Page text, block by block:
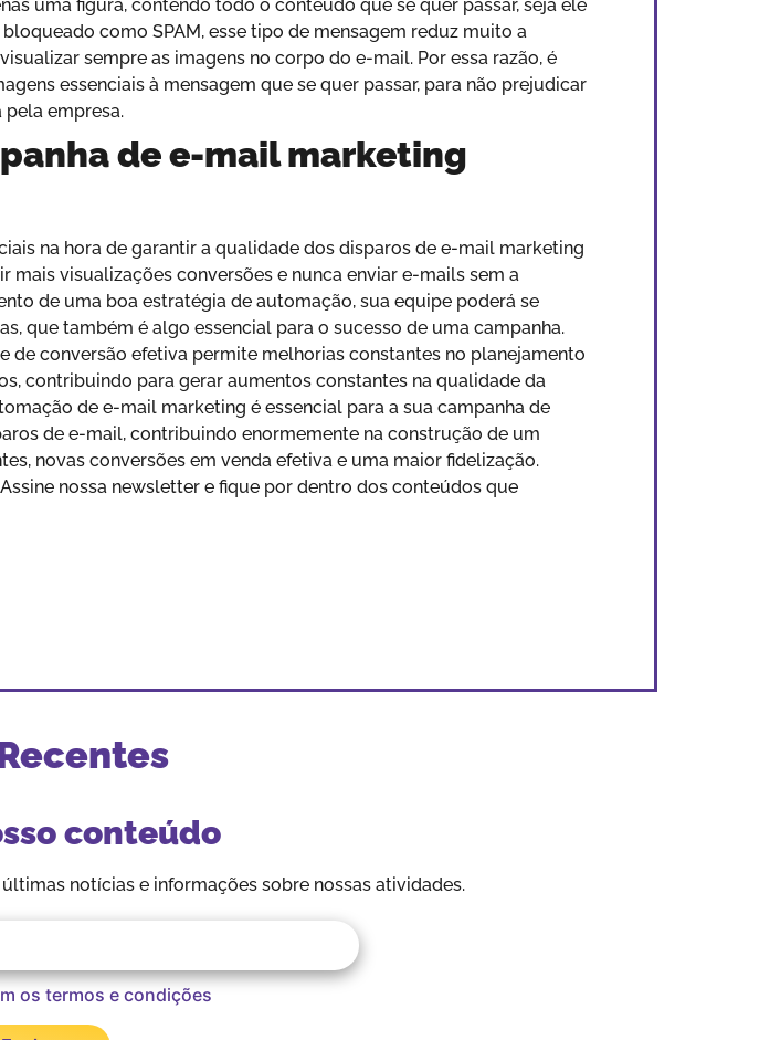
uma figura, contendo todo o conteúdo que se quer passar, seja ele
como SPAM, esse tipo de mensagem reduz muito a
sempre as imagens no corpo do e-mail. Por essa razão, é
essenciais à mensagem que se quer passar, para não prejudicar
empresa.
de e-mail marketing
na hora de garantir a qualidade dos disparos de e-mail marketing
visualizações conversões e nunca enviar e-mails sem a
de uma boa estratégia de automação, sua equipe poderá se
que também é algo essencial para o sucesso de uma campanha.
de conversão efetiva permite melhorias constantes no planejamento
contribuindo para gerar aumentos constantes na qualidade da
de e-mail marketing é essencial para a sua campanha de
de e-mail, contribuindo enormemente na construção de um
novas conversões em venda efetiva e uma maior fidelização.
nossa newsletter e fique por dentro dos conteúdos que
conteúdo
notícias e informações sobre nossas atividades.
os termos e condições